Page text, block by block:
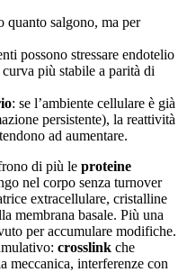
quanto salgono, ma per
possono stressare endotelio
più stabile a parità di
: se l’ambiente cellulare è già
persistente), la reattività
ad aumentare.
di più le proteine
nel corpo senza turnover
extracellulare, cristalline
membrana basale. Più una
per accumulare modifiche.
crosslink che
meccanica, interferenze con